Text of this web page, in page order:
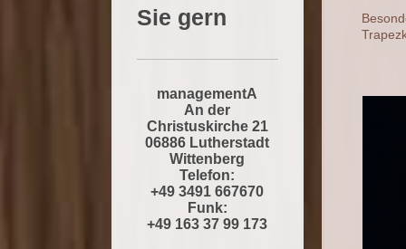
Sie gern
managementA
An der
Christuskirche 21
06886 Lutherstadt
Wittenberg
Telefon:
+49 3491 667670
Funk:
+49 163 37 99 173